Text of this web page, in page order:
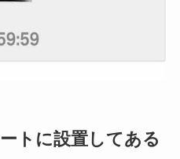
トに設置してある